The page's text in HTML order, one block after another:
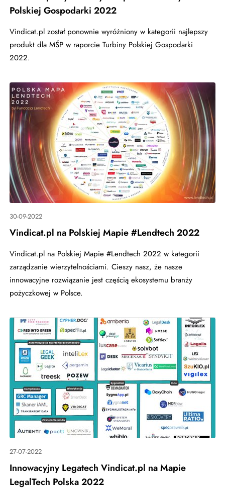
Polskiej Gospodarki 2022
Vindicat.pl został ponownie wyróżniony w kategorii najlepszy
produkt dla MŚP w raporcie Turbiny Polskiej Gospodarki
2022.
30-09-2022
Vindicat.pl na Polskiej Mapie #Lendtech 2022
Vindicat.pl na Polskiej Mapie #Lendtech 2022 w kategorii
zarządzanie wierzytelnościami. Cieszy nasz, że nasze
innowacyjne rozwiązanie jest częścią ekosystemu branży
pożyczkowej w Polsce.
27-07-2022
Innowacyjny Legatech Vindicat.pl na Mapie
LegalTech Polska 2022